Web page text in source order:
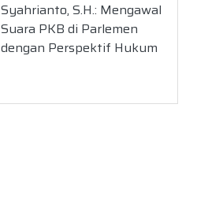
Syahrianto, S.H.: Mengawal
Suara PKB di Parlemen
dengan Perspektif Hukum